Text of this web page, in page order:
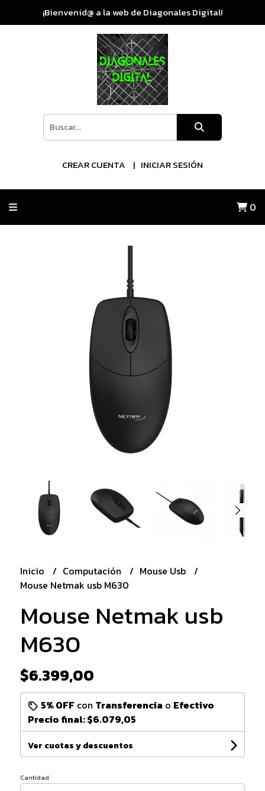
¡Bienvenid@ a la web de Diagonales Digital!
CREAR CUENTA INICIAR SESIÓN
0
Inicio Computación
Mouse Usb
Mouse Netmak usb M630
Mouse Netmak usb
M630
$6.399,00
5% OFF con Transferencia o Efectivo
Precio final:$6.079,05
Ver cuotas y descuentos
Cantidad